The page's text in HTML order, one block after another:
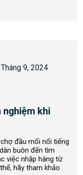
9, 2024
nghiệm khi
đầu mối nổi tiếng
buôn đến tìm
việc nhập hàng từ
hãy tham khảo